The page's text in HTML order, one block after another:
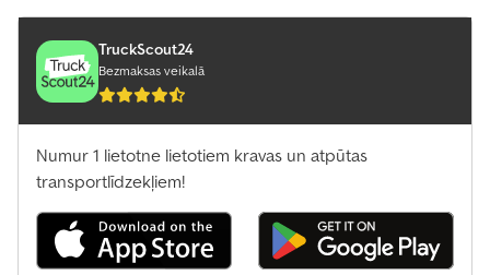
kabīne, pilnpiedziņa, regulējams strēle, satvērēja hidraulika,
TruckScout24
Bezmaksas veikalā
Numur 1 lietotne lietotiem kravas un atpūtas
transportlīdzekļiem!